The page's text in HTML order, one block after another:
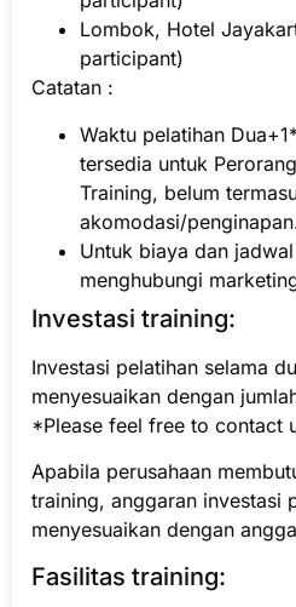
Lombok, Hotel
participant)
Catatan :
Waktu pelatihan
tersedia untuk
Training, belum
akomodasi/
Untuk biaya dan
menghubungi
Investasi training:
Investasi pelatihan selama
menyesuaikan dengan
*Please feel free to contact
Apabila perusahaan
training, anggaran investasi
menyesuaikan dengan
Fasilitas training: